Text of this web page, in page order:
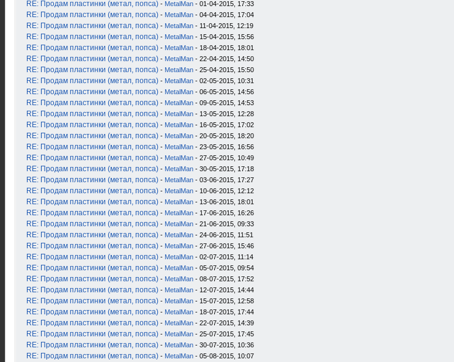
RE: Продам пластинки (метал, попса) - MetalMan - 01-04-2015, 17:33
RE: Продам пластинки (метал, попса) - MetalMan - 04-04-2015, 17:04
RE: Продам пластинки (метал, попса) - MetalMan - 11-04-2015, 12:19
RE: Продам пластинки (метал, попса) - MetalMan - 15-04-2015, 15:56
RE: Продам пластинки (метал, попса) - MetalMan - 18-04-2015, 18:01
RE: Продам пластинки (метал, попса) - MetalMan - 22-04-2015, 14:50
RE: Продам пластинки (метал, попса) - MetalMan - 25-04-2015, 15:50
RE: Продам пластинки (метал, попса) - MetalMan - 02-05-2015, 10:31
RE: Продам пластинки (метал, попса) - MetalMan - 06-05-2015, 14:56
RE: Продам пластинки (метал, попса) - MetalMan - 09-05-2015, 14:53
RE: Продам пластинки (метал, попса) - MetalMan - 13-05-2015, 12:28
RE: Продам пластинки (метал, попса) - MetalMan - 16-05-2015, 17:02
RE: Продам пластинки (метал, попса) - MetalMan - 20-05-2015, 18:20
RE: Продам пластинки (метал, попса) - MetalMan - 23-05-2015, 16:56
RE: Продам пластинки (метал, попса) - MetalMan - 27-05-2015, 10:49
RE: Продам пластинки (метал, попса) - MetalMan - 30-05-2015, 17:18
RE: Продам пластинки (метал, попса) - MetalMan - 03-06-2015, 17:27
RE: Продам пластинки (метал, попса) - MetalMan - 10-06-2015, 12:12
RE: Продам пластинки (метал, попса) - MetalMan - 13-06-2015, 18:01
RE: Продам пластинки (метал, попса) - MetalMan - 17-06-2015, 16:26
RE: Продам пластинки (метал, попса) - MetalMan - 21-06-2015, 09:33
RE: Продам пластинки (метал, попса) - MetalMan - 24-06-2015, 11:51
RE: Продам пластинки (метал, попса) - MetalMan - 27-06-2015, 15:46
RE: Продам пластинки (метал, попса) - MetalMan - 02-07-2015, 11:14
RE: Продам пластинки (метал, попса) - MetalMan - 05-07-2015, 09:54
RE: Продам пластинки (метал, попса) - MetalMan - 08-07-2015, 17:52
RE: Продам пластинки (метал, попса) - MetalMan - 12-07-2015, 14:44
RE: Продам пластинки (метал, попса) - MetalMan - 15-07-2015, 12:58
RE: Продам пластинки (метал, попса) - MetalMan - 18-07-2015, 17:44
RE: Продам пластинки (метал, попса) - MetalMan - 22-07-2015, 14:39
RE: Продам пластинки (метал, попса) - MetalMan - 25-07-2015, 17:45
RE: Продам пластинки (метал, попса) - MetalMan - 30-07-2015, 10:36
RE: Продам пластинки (метал, попса) - MetalMan - 05-08-2015, 10:07